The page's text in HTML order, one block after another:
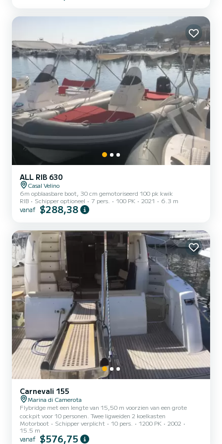
ALL RIB 630
Casal Velino
6m opblaasbare boot, 30 cm gemotoriseerd 100 pk kwik
RIB
Schipper optioneel 7 pers. 100 PK 2021 6.3 m
vanaf $288,38
Carnevali 155
Marina di Camerota
Flybridge met een lengte van 15,50 m voorzien van een grote
cockpit voor 10 personen. Twee ligweiden 2 koelkasten
Motorboot
Schipper verplicht 10 pers. 1200 PK
2002
15.5 m
vanaf $576,75